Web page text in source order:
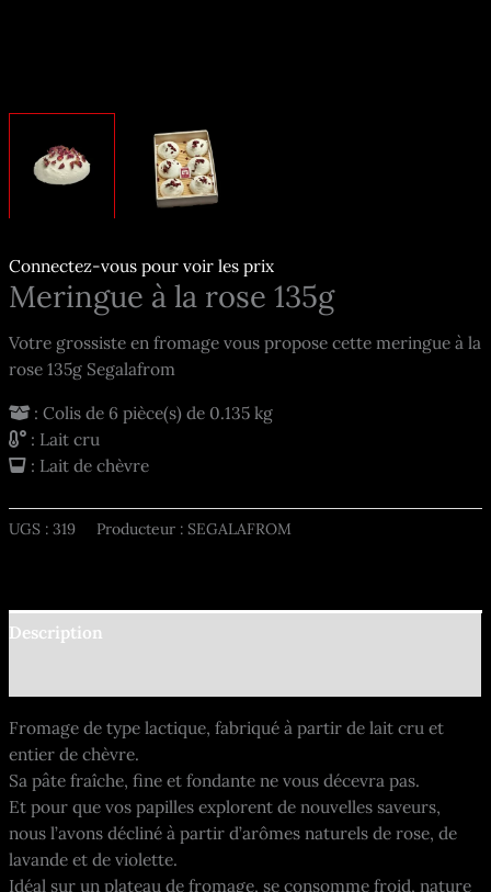
Connectez-vous pour voir les prix
Meringue à la rose 135g
Votre grossiste en fromage vous propose cette meringue à la
rose 135g Segalafrom
: Colis de 6 pièce(s) de 0.135 kg
: Lait cru
: Lait de chèvre
UGS :319 Producteur : SEGALAFROM
Description
Fromage de type lactique, fabriqué à partir de lait cru et
entier de chèvre.
Sa pâte fraîche, fine et fondante ne vous décevra pas.
Et pour que vos papilles explorent de nouvelles saveurs,
nous l’avons décliné à partir d’arômes naturels de rose, de
lavande et de violette.
Idéal sur un plateau de fromage, se consomme froid, nature